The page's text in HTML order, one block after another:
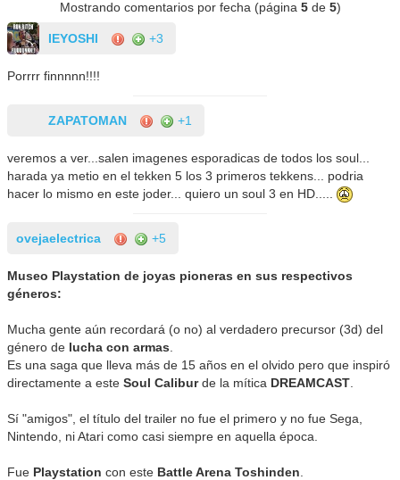
Mostrando comentarios por fecha (página 5de 5)
IEYOSHI +3
Porrrr finnnnn!!!!
ZAPATOMAN +1
veremos a ver...salen imagenes esporadicas de todos los soul...
harada ya metio en el tekken 5 los 3 primeros tekkens... podria
hacer lo mismo en este joder... quiero un soul 3 en HD.....
ovejaelectrica +5
Museo Playstation de joyas pioneras en sus respectivos
géneros:
Mucha gente aún recordará (o no) al verdadero precursor (3d) del
género de lucha con armas
Es una saga que lleva más de 15 años en el olvido pero que inspiró
directamente a esteSoul Caliburde la mítica DREAMCAST
Sí "amigos", el título del trailer no fue el primero y no fue Sega,
Nintendo, ni Atari como casi siempre en aquella época.
Fue Playstation con este Battle Arena Toshinden